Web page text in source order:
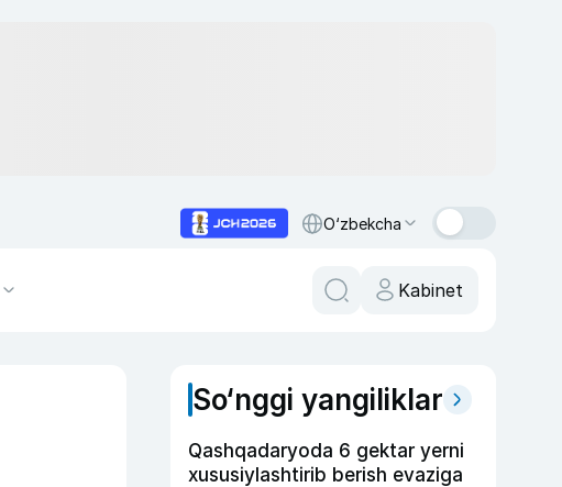
O‘zbekcha
Kabinet
So‘nggi yangiliklar
Qashqadaryoda 6 gektar yerni
xususiylashtirib berish evaziga